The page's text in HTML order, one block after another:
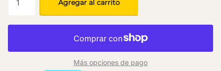
Agregar al carrito
Más opciones de pago